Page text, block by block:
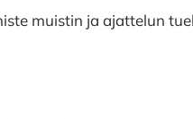
muistin ja ajattelun